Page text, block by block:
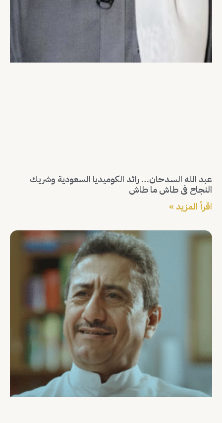
عبد الله السدحان… رائد الكوميديا السعودية وشريك
النجاح في طاش ما طاش
اقرأ المزيد »